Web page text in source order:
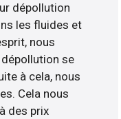
dépollution
les fluides et
nous
se
à cela, nous
Cela nous
des prix